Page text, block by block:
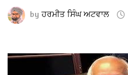
byਹਰਮੀਤ ਸਿੰਘ ਅਟਵਾਲ